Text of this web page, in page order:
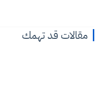
مقالات قد تهمك